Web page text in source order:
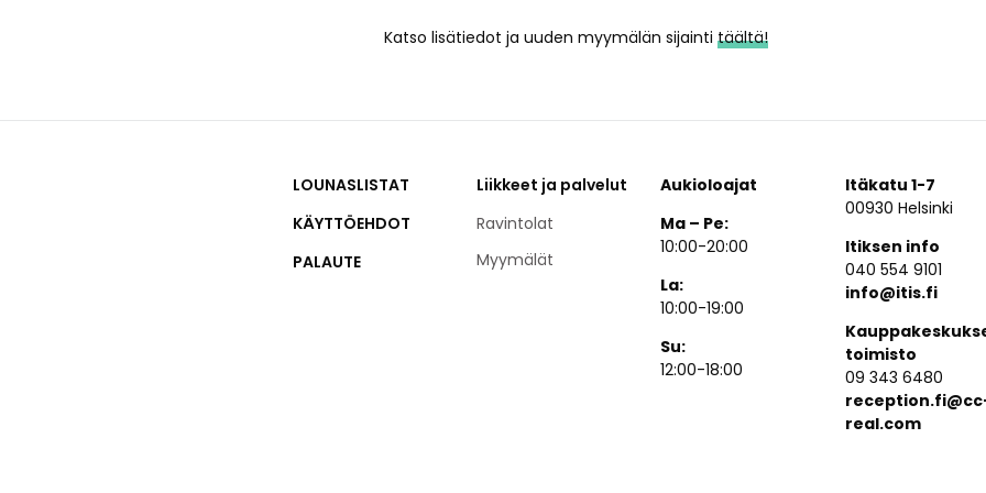
Katso lisätiedot ja uuden myymälän sijaintitäältä!
LOUNASLISTAT
KÄYTTÖEHDOT
PALAUTE
Liikkeet ja palvelut
Ravintolat
Myymälät
Aukioloajat
Ma – Pe:
10:00-20:00
La:
10:00-19:00
Su:
12:00-18:00
Itäkatu 1-7
00930 Helsinki
Itiksen info
040 554 9101
info@itis.fi
toimisto
09 343 6480
real.com